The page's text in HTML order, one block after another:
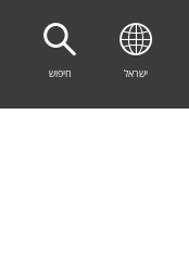
ישראל חיפוש